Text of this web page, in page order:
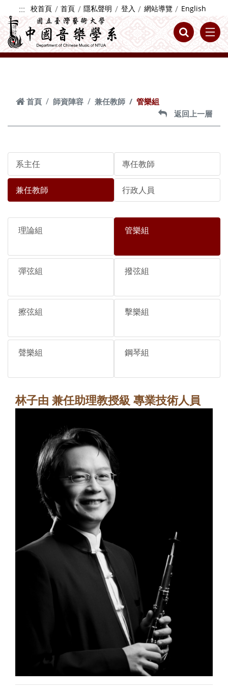
跳到主要內容
::: 校首頁 首頁 隱私聲明 登入 網站導覽 English
首頁 師資陣容 兼任教師
管樂組
返回上一層
系主任 專任教師
兼任教師 行政人員
理論組 管樂組
彈弦組 撥弦組
擦弦組 擊樂組
聲樂組 鋼琴組
林子由 兼任助理教授級 專業技術人員